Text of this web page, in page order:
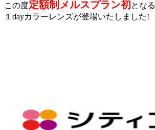
この度定額制メルスプラン初 となる
１dayカラーレンズが登場いたしました!